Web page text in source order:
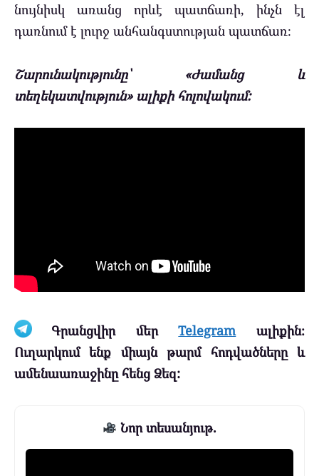
նույնիսկ առանց որևէ պատճառի, ինչն էլ
դառնում է լուրջ անհանգստության պատճառ։
Շարունակությունը՝ «Ժամանց և
տեղեկատվություն» ալիքի հոլովակում:
Գրանցվիր մերTelegramալիքին։
Ուղարկում ենք միայն թարմ հոդվածները և
ամենաառաջինը հենց Ձեզ:
Նոր տեսանյութ.